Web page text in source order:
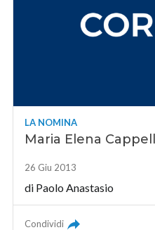
LA NOMINA
Maria Elena
26 Giu 2013
di Paolo Anastasio
Condividi